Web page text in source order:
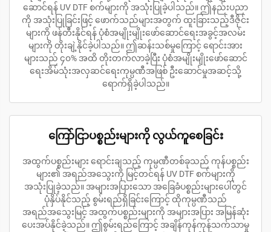
ဆောင်ရန် UV DTF စက်များကို အသုံးပြုခဲ့ပါသည်။ ဤနည်းပညာ
ကို အသုံးပြုခြင်းဖြင့် ဖောက်သည်များအတွက် ထူးခြားသည့်ဒီဇိုင်း
များကို ဖန်တီးနိုင်ရန် ပုံစံအမျိုးမျိုးဖော်ဆောင်ရေးအခွင့်အလမ်း
များကို တိုးချဲ့နိုင်ခဲ့ပါသည်။ ဤဆန်းသစ်မှုကြောင့် ရောင်းအား
များသည် ၄၀% အထိ တိုးတက်လာခဲ့ပြီး ပုံစံအမျိုးမျိုးဖော်ဆောင်
ရေးအိမ်သုံးအလှဆင်ရေးကုမ္ပဏီအဖြစ် ဦးဆောင်မှုအဆင့်သို့
ရောက်ရှိခဲ့ပါသည်။
ကြော်ငြာပစ္စည်းများကို လွယ်ကူစေခြင်း
အထွက်ပစ္စည်းများ ရောင်းချသည့် ကုမ္ပဏီတစ်ခုသည် ကုန်ပစ္စည်း
များ၏ အရည်အသွေးကို မြင့်တင်ရန် UV DTF စက်များကို
အသုံးပြုခဲ့သည်။ အများအပြားသော အခြေခံပစ္စည်းများပေါ်တွင်
ပုံနှိပ်နိုင်သည့် စွမ်းရည်ရှိခြင်းကြောင့် ထိုကုမ္ပဏီသည်
အရည်အသွေးမြင့် အထွက်ပစ္စည်းများကို အများအပြား အမြန်ဆုံး
ပေးအပ်နိုင်ခဲ့သည်။ ဤစွမ်းရည်ကြောင့် အချိန်ကုန်ကုန်သက်သာမှု